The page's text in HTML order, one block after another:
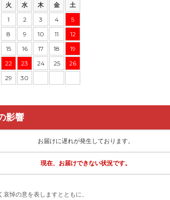
火 水 木 金
土
1
2 3 4
5
8 9 10 11
12
15 16 17 18
19
22 23 24 25
26
29 30
影響
お届けに遅れが発生しております。
現在、お届けできない状況です。
悼の意を表しますとともに、